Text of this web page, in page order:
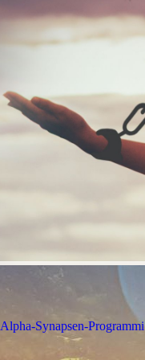
Alpha-Synapsen-Programmierung - Online